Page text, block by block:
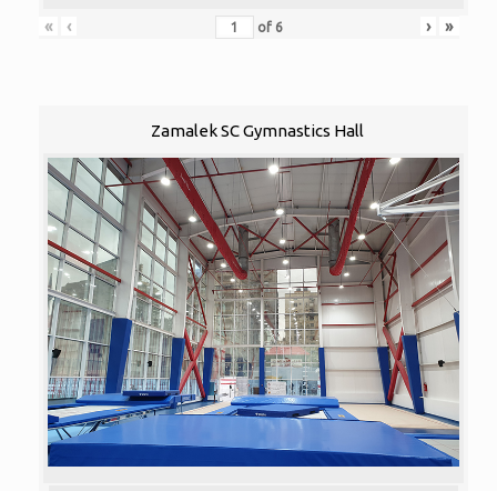
« ‹ of 6 › »
Zamalek SC Gymnastics Hall